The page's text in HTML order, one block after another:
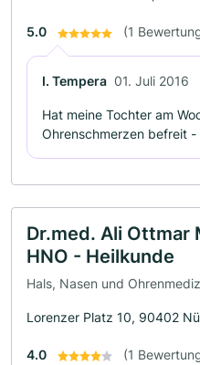
5.0 (1
I. Tempera 01. Juli 2016
Hat meine Tochter am
Ohrenschmerzen befreit
Dr.med. Ali Ottmar
HNO - Heilkunde
Hals, Nasen und
Lorenzer Platz 10, 90402
4.0 (1